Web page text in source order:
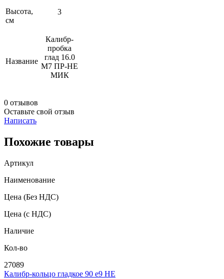
Высота,
см
3
Название
Калибр-
пробка
глад 16.0
M7 ПР-НЕ
МИК
0 отзывов
Оставьте свой отзыв
Написать
Похожие товары
Артикул
Наименование
Цена (Без НДС)
Цена (с НДС)
Наличие
Кол-во
27089
Калибр-кольцо гладкое 90 e9 НЕ